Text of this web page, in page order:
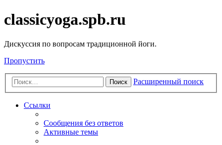
classicyoga.spb.ru
Дискуссия по вопросам традиционной йоги.
Пропустить
Поиск Расширенный поиск
Ссылки
Сообщения без ответов
Активные темы